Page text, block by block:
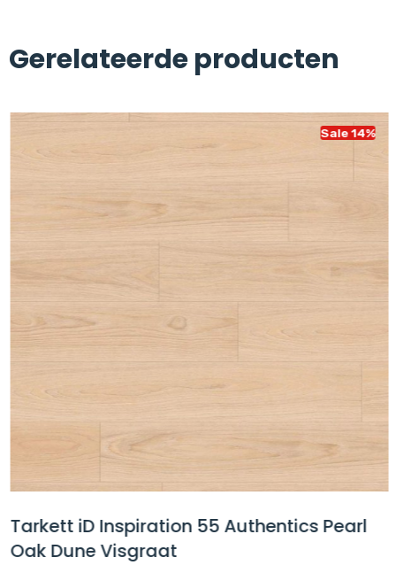
Gerelateerde producten
Sale 14%
Tarkett iD Inspiration 55 Authentics Pearl
Oak Dune Visgraat